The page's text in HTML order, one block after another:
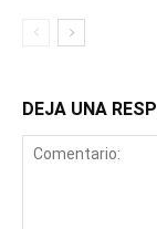
DEJA UNA